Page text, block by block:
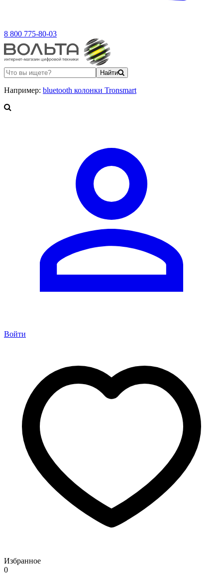
8 800 775-80-03
Найти
Например: bluetooth колонки Tronsmart
Войти
Избранное
0